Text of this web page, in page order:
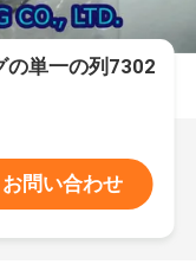
の単一の列7302
お問い合わせ